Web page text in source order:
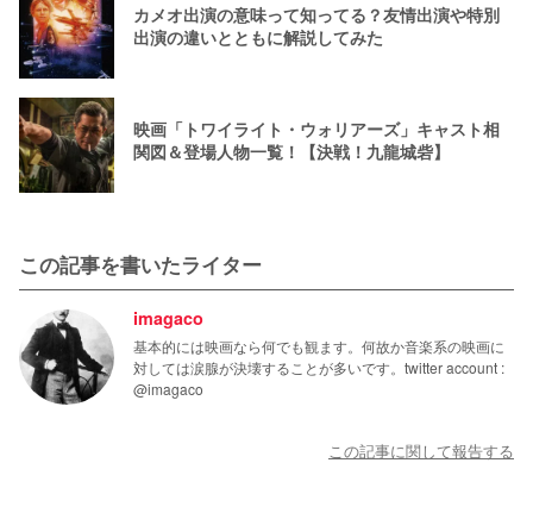
カメオ出演の意味って知ってる？友情出演や特別
出演の違いとともに解説してみた
映画「トワイライト・ウォリアーズ」キャスト相
関図＆登場人物一覧！【決戦！九龍城砦】
この記事を書いたライター
imagaco
基本的には映画なら何でも観ます。何故か音楽系の映画に
対しては涙腺が決壊することが多いです。twitter account :
@imagaco
この記事に関して報告する